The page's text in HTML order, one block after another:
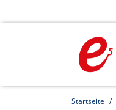
Startseite